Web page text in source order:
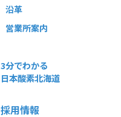
沿革
営業所案内
3分でわかる
日本酸素北海道
採用情報